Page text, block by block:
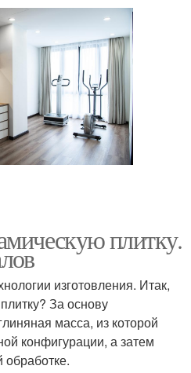
плитку.
изготовления. Итак,
За основу
масса, из которой
конфигурации, а затем
обработке.